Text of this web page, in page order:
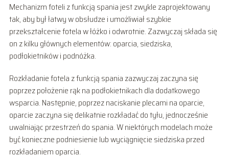
Mechanizm foteli z funkcją spania jest zwykle zaprojektowany
tak, aby był łatwy w obsłudze i umożliwiał szybkie
przekształcenie fotela w łóżko i odwrotnie. Zazwyczaj składa się
on z kilku głównych elementów: oparcia, siedziska,
podłokietników i podnóżka.
Rozkładanie fotela z funkcją spania zazwyczaj zaczyna się
poprzez położenie rąk na podłokietnikach dla dodatkowego
wsparcia. Następnie, poprzez naciskanie plecami na oparcie,
oparcie zaczyna się delikatnie rozkładać do tyłu, jednocześnie
uwalniając przestrzeń do spania. W niektórych modelach może
być konieczne podniesienie lub wyciągnięcie siedziska przed
rozkładaniem oparcia.